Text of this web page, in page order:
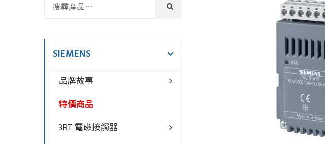
SIEMENS
品牌故事
特價商品
3RT 電磁接觸器